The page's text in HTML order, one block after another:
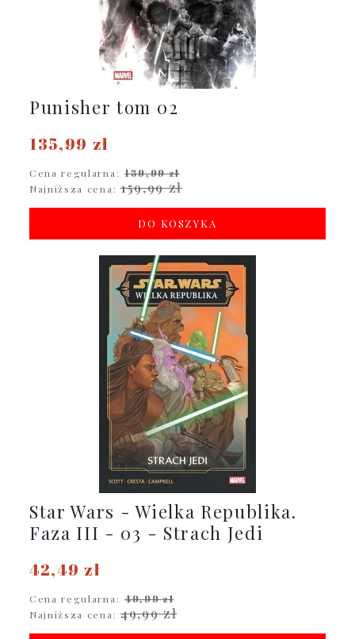
Punisher tom 02
135,99 zł
Cena regularna: 159,99 zł
Najniższa cena: 159,99 zł
DO KOSZYKA
Star Wars - Wielka Republika.
Faza III - 03 - Strach Jedi
42,49 zł
Cena regularna: 49,99 zł
Najniższa cena: 49,99 zł